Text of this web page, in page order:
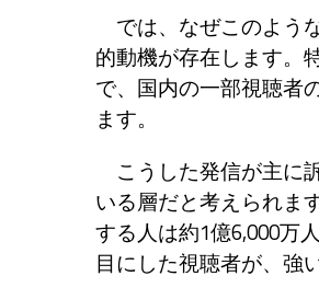
では、なぜこのよう
的動機が存在します。
で、国内の一部視聴者
ます。
こうした発信が主に
いる層だと考えられま
する人は約1億6,000万
目にした視聴者が、強